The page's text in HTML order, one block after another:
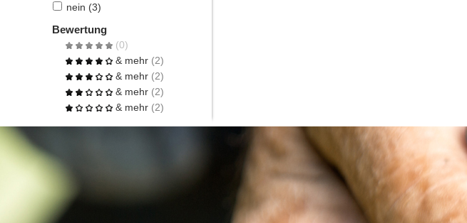
nein (3)
Bewertung
(0)
& mehr (2)
& mehr (2)
& mehr (2)
& mehr (2)